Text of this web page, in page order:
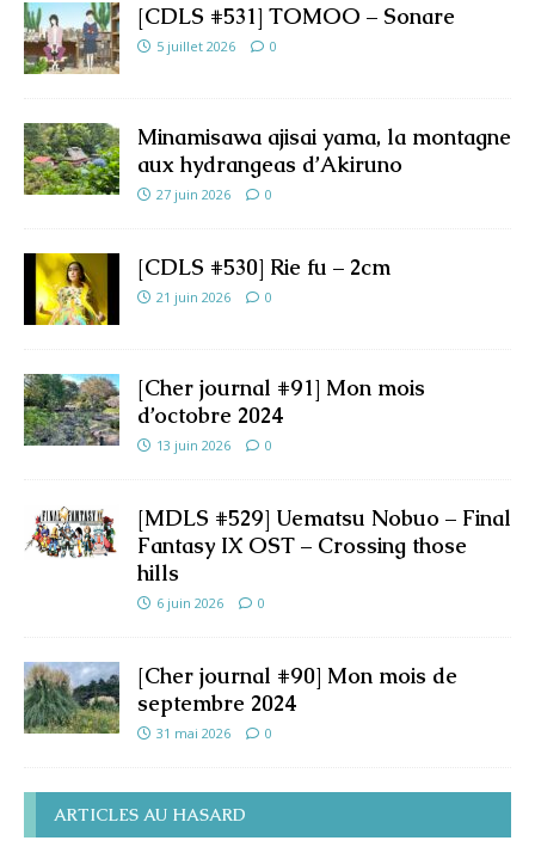
[CDLS #531] TOMOO – Sonare
5 juillet 2026 0
Minamisawa ajisai yama, la montagne
aux hydrangeas d’Akiruno
27 juin 2026 0
[CDLS #530] Rie fu – 2cm
21 juin 2026 0
[Cher journal #91] Mon mois
d’octobre 2024
13 juin 2026 0
[MDLS #529] Uematsu Nobuo – Final
Fantasy IX OST – Crossing those
hills
6 juin 2026 0
[Cher journal #90] Mon mois de
septembre 2024
31 mai 2026 0
ARTICLES AU HASARD